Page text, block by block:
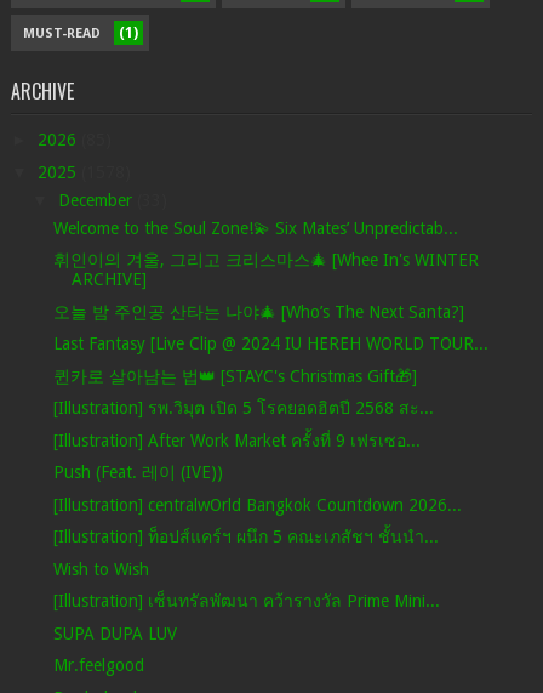
MUST-READ (1)
ARCHIVE
2026
2025
December
Welcome to the Soul Zone!💫 Six Mates’ Unpredictab...
휘인이의 겨울, 그리고 크리스마스🎄 [Whee In's WINTER
ARCHIVE]
오늘 밤 주인공 산타는 나야🎄 [Who’s The Next Santa?]
Last Fantasy [Live Clip @ 2024 IU HEREH WORLD TOUR...
퀸카로 살아남는 법👑 [STAYC's Christmas Gift🎁]
[Illustration] รพ.วิมุต เปิด 5 โรคยอดฮิตปี 2568 สะ...
[Illustration] After Work Market ครั้งที่ 9 เฟรเซอ...
Push (Feat. 레이 (IVE))
[Illustration] centralwOrld Bangkok Countdown 2026...
[Illustration] ท็อปส์แคร์ฯ ผนึก 5 คณะเภสัชฯ ชั้นนำ...
Wish to Wish
[Illustration] เซ็นทรัลพัฒนา คว้ารางวัล Prime Mini...
SUPA DUPA LUV
Mr.feelgood